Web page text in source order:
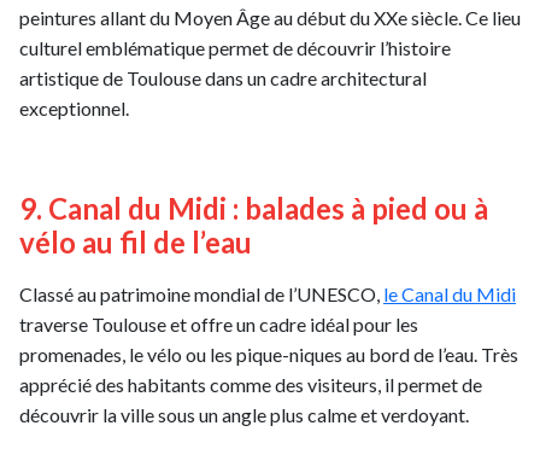
peintures allant du Moyen Âge au début du XXe siècle. Ce lieu
culturel emblématique permet de découvrir l’histoire
artistique de Toulouse dans un cadre architectural
exceptionnel.
9. Canal du Midi : balades à pied ou à
vélo au fil de l’eau
Classé au patrimoine mondial de l’UNESCO, le Canal du Midi
traverse Toulouse et offre un cadre idéal pour les
promenades, le vélo ou les pique-niques au bord de l’eau. Très
apprécié des habitants comme des visiteurs, il permet de
découvrir la ville sous un angle plus calme et verdoyant.